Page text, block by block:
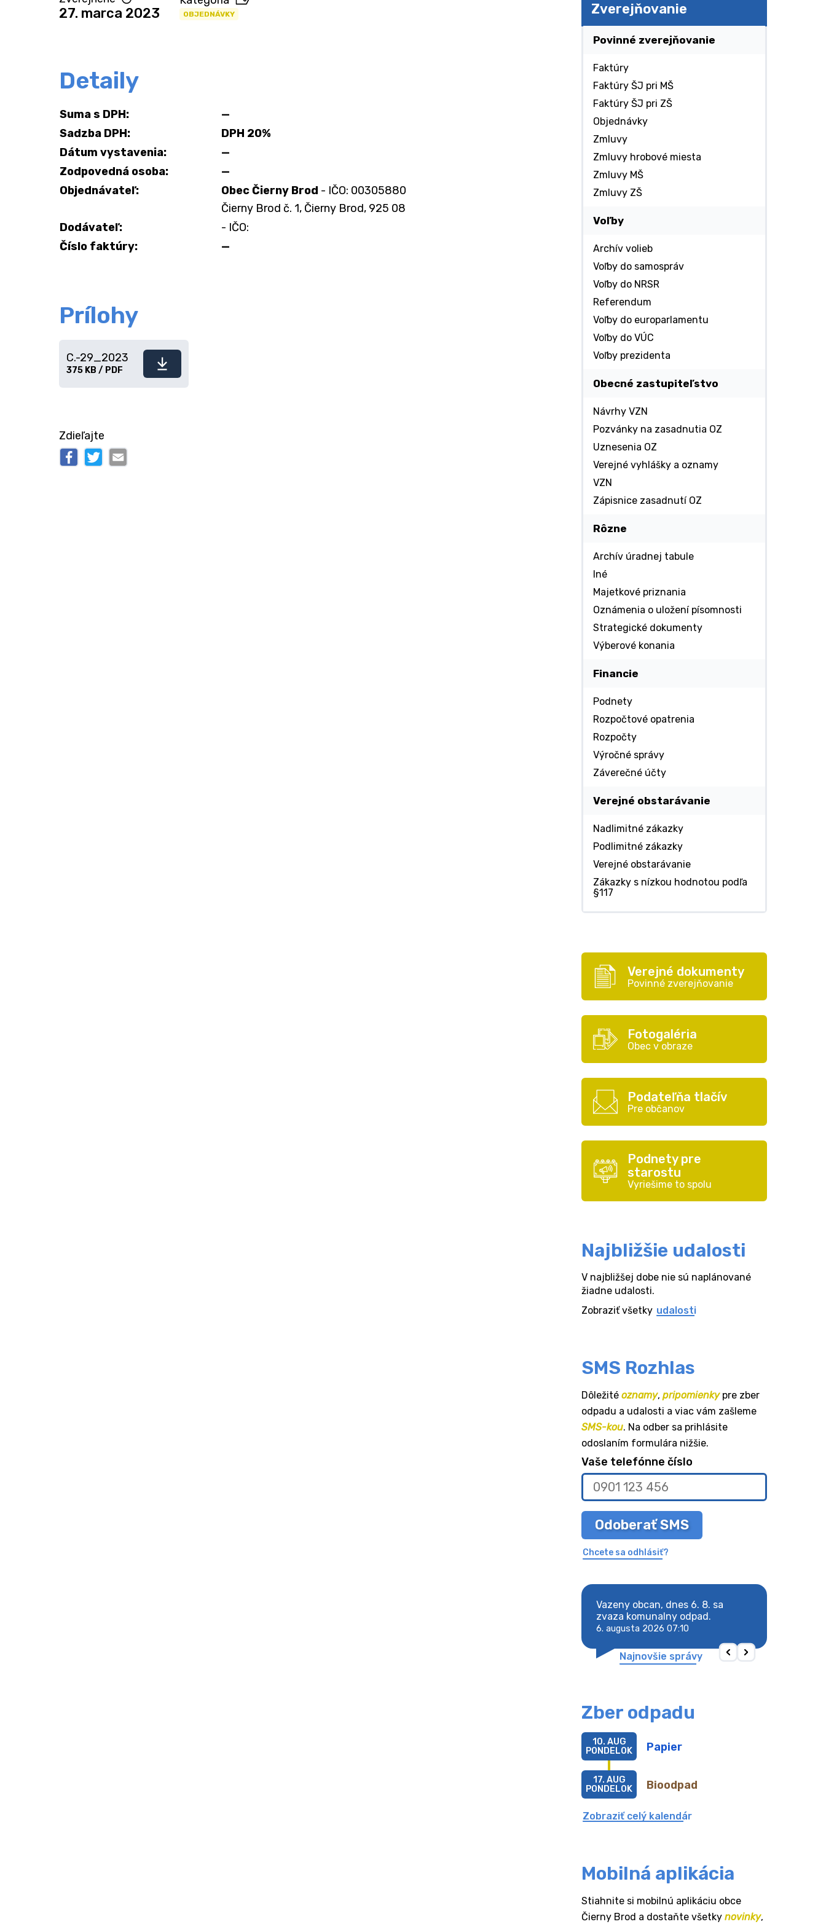
27. marca 2023 OBJEDNÁVKY
Detaily
Suma s DPH:
—
Sadzba DPH:
DPH 20%
Dátum vystavenia:
—
Zodpovedná osoba:
—
Objednávateľ:
Obec Čierny Brod - IČO: 00305880
Čierny Brod č. 1, Čierny Brod, 925 08
Dodávateľ:
- IČO:
Číslo faktúry:
—
Prílohy
Stiahnuť
C.-29_2023
375 KB / PDF
Zdieľajte
Zverejňovanie
Povinné zverejňovanie
Faktúry
Faktúry ŠJ pri MŠ
Faktúry ŠJ pri ZŠ
Objednávky
Zmluvy
Zmluvy hrobové miesta
Zmluvy MŠ
Zmluvy ZŠ
Voľby
Archív volieb
Voľby do samospráv
Voľby do NRSR
Referendum
Voľby do europarlamentu
Voľby do VÚC
Voľby prezidenta
Obecné zastupiteľstvo
Návrhy VZN
Pozvánky na zasadnutia OZ
Uznesenia OZ
Verejné vyhlášky a oznamy
VZN
Zápisnice zasadnutí OZ
Rôzne
Archív úradnej tabule
Iné
Majetkové priznania
Oznámenia o uložení písomnosti
Strategické dokumenty
Výberové konania
Financie
Podnety
Rozpočtové opatrenia
Rozpočty
Výročné správy
Záverečné účty
Verejné obstarávanie
Nadlimitné zákazky
Podlimitné zákazky
Verejné obstarávanie
Zákazky s nízkou hodnotou podľa
§117
Verejné dokumenty
Povinné zverejňovanie
Fotogaléria
Obec v obraze
Podateľňa tlačív
Pre občanov
Podnety pre
starostu
Vyriešime to spolu
Najbližšie udalosti
V najbližšej dobe nie sú naplánované
žiadne udalosti.
Zobraziť všetky udalosti
SMS Rozhlas
Dôležité oznamy, pripomienkypre zber
odpadu a udalosti a viac vám zašleme
SMS-kou. Na odber sa prihlásite
odoslaním formulára nižšie.
Vaše telefónne číslo
Odoberať SMS
Chcete sa odhlásiť?
Vazeny obcan, dnes 6. 8. sa
zvaza komunalny odpad.
6. augusta 2026 07:10
Najnovšie správy
Zber odpadu
Papier
10. AUG
PONDELOK
Bioodpad
17. AUG
PONDELOK
Zobraziť celý kalendár
Mobilná aplikácia
Stiahnite si mobilnú aplikáciu obce
Čierny Brod a dostaňte všetky novinky,